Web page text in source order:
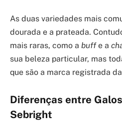
As duas variedades mais
dourada e a prateada.
mais raras, como a buffe a
sua beleza particular, mas
que são a marca registrada
Diferenças entre
Sebright